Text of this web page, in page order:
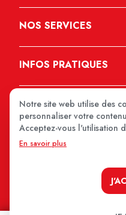
NOS SERVICES
INFOS PRATIQUES
Notre site web utilise des
personnaliser votre
Acceptez-vous l'utilisation
En savoir plus